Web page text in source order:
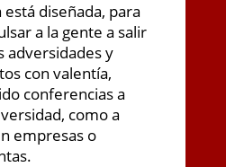
diseñada, para
a la gente a salir
adversidades y
con valentía,
conferencias a
como a
empresas o